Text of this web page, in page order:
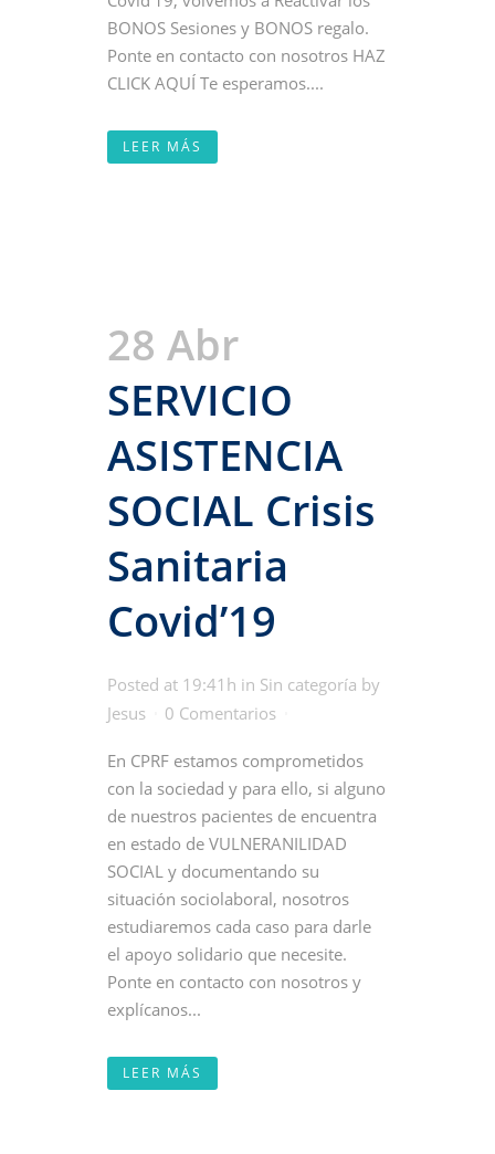
BONOS Sesiones y BONOS regalo.
Ponte en contacto con nosotros HAZ
CLICK AQUÍ Te esperamos....
LEER MÁS
28 Abr
SERVICIO
ASISTENCIA
SOCIAL Crisis
Sanitaria
Covid’19
Posted at 19:41h in Sin categoría by
Jesus
0 Comentarios
En CPRF estamos comprometidos
con la sociedad y para ello, si alguno
de nuestros pacientes de encuentra
en estado de VULNERANILIDAD
SOCIAL y documentando su
situación sociolaboral, nosotros
estudiaremos cada caso para darle
el apoyo solidario que necesite.
Ponte en contacto con nosotros y
explícanos...
LEER MÁS